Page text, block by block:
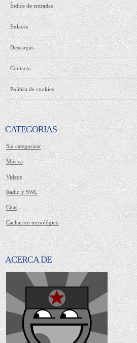
Índice de entradas
Enlaces
Descargas
Contacto
Política de cookies
CATEGORIAS
Sin categorizar
Música
Videos
Radio y SWL
Citas
Cacharreo tecnológico
ACERCA DE